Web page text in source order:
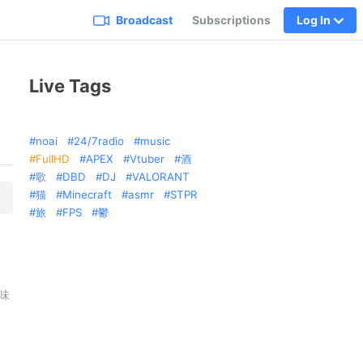
Broadcast Subscriptions Log In
Live Tags
noai 24/7radio
music
FullHD
APEX Vtuber
酒
歌
DBD DJ
VALORANT
猫
Minecraft asmr
STPR
旅
FPS 鬱